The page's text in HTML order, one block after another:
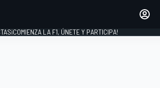
¡COMIENZA LA F1, ÚNETE Y PARTICIPA!